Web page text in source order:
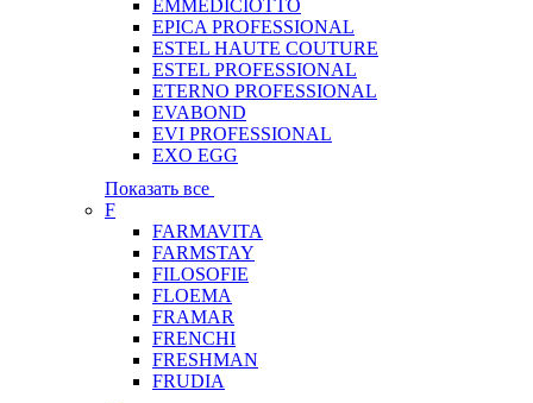
EMMEDICIOTTO
EPICA PROFESSIONAL
ESTEL HAUTE COUTURE
ESTEL PROFESSIONAL
ETERNO PROFESSIONAL
EVABOND
EVI PROFESSIONAL
EXO EGG
Показать все
F
FARMAVITA
FARMSTAY
FILOSOFIE
FLOEMA
FRAMAR
FRENCHI
FRESHMAN
FRUDIA